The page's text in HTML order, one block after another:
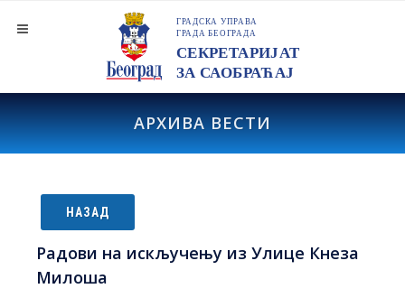
АРХИВА ВЕСТИ
НАЗАД
Радови на искључењу из Улице Кнеза
Милоша